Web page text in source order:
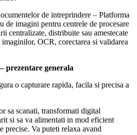
de intreprindere – Platforma
de imagini pentru centrele de procesare
centralizate, distribuite sau amestecate
imaginilor, OCR, corectarea si validarea
prezentare generala
o capturare rapida, facila si precisa a
sa scanati, transformati digital
si sa va alimentati in mod eficient
precise. Va puteti relaxa avand